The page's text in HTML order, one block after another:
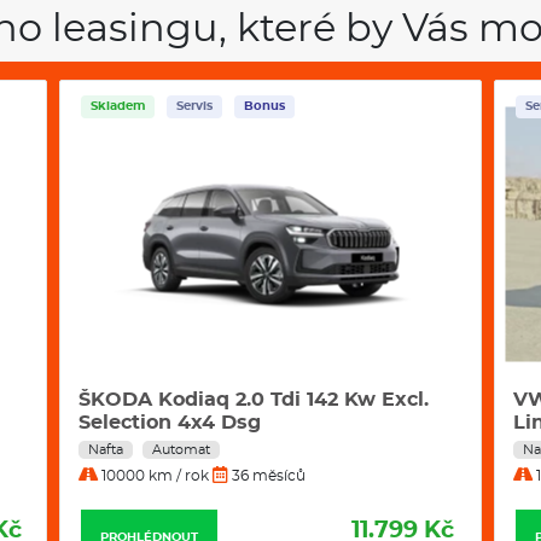
Havarijní pojištění se
Pojištění skel
ŠKODA
SUV a praktického městského
Rozměry
Výška
Šířka
leasingu, které by Vás
Servis Bonus
VW Tayron 2,0 Tdi 142 kW 4motion R-
Line DSG automat
Nafta Automat
10000 km / rok 36 měsíců
PROHLÉDNOUT 11.989 Kč